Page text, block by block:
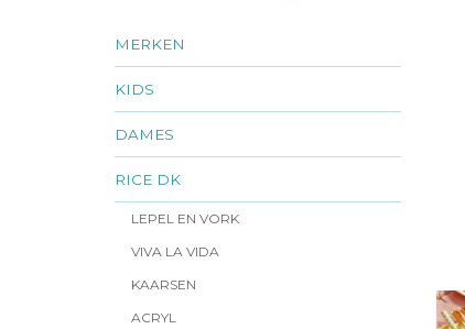
MERKEN
KIDS
DAMES
RICE DK
LEPEL EN VORK
VIVA LA VIDA
KAARSEN
ACRYL